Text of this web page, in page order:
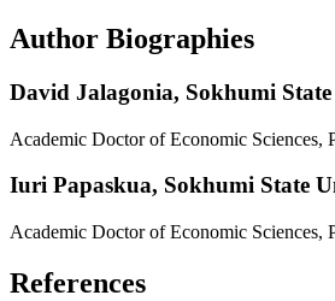
Author Biographies
David Jalagonia, Sokhumi
Academic Doctor of Economic Sciences,
Iuri Papaskua, Sokhumi State
Academic Doctor of Economic Sciences,
References